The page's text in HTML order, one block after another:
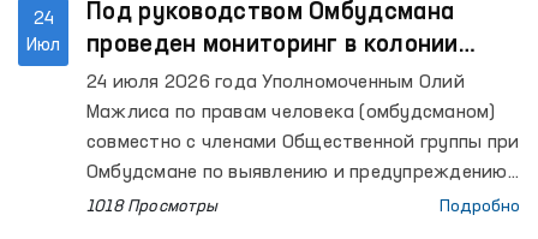
24
Июл
Под руководством Омбудсмана
проведен мониторинг в колонии
исполнения наказания № 7
Ташкентской области
24 июля 2026 года Уполномоченным Олий
Мажлиса по правам человека (омбудсманом)
совместно с членами Общественной группы при
Омбудсмане по выявлению и предупреждению
случаев пыток осуществлен мониторинговый
1018 Просмотры Подробно